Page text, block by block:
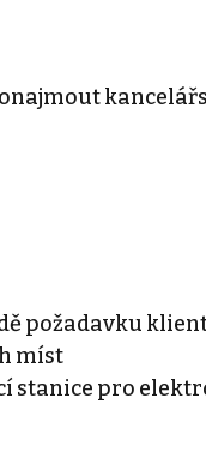
požadavku
míst
stanice pro